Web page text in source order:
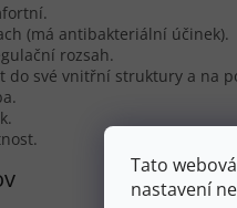
Tato
nastavení
(má antibakteriální účinek).
rozsah.
do své vnitřní struktury a na